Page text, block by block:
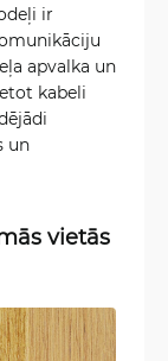
ir
apvalka un
kabeli
un
vietās